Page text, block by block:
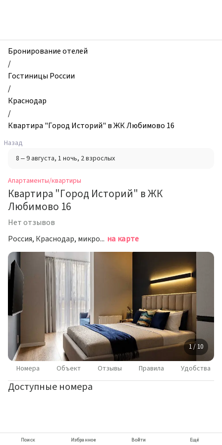
и
квартиры,
Квартира
"Город
Историй"
ЖК
Любимово
16,
Краснодар,
Россия
Бронирование отелей
/
Гостиницы России
/
Краснодар
/
Квартира "Город Историй" в ЖК Любимово 16
Назад
8 – 9 августа, 1 ночь, 2 взрослых
Апартаменты/квартиры
Квартира "Город Историй" в ЖК
Любимово 16
Нет отзывов
Россия, Краснодар, микрорайон Любимово, 16 на карте
1 / 10
Номера Объект Отзывы Правила Удобства
Доступные номера
Поиск Избранное Войти Ещё